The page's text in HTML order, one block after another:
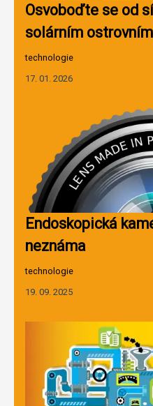
Osvoboďte se od
solárním
technologie
17. 01. 2026
Endoskopická
neznáma
technologie
19. 09. 2025